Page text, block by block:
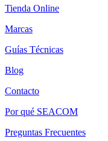
Tienda Online
Marcas
Guías Técnicas
Blog
Contacto
Por qué SEACOM
Preguntas Frecuentes